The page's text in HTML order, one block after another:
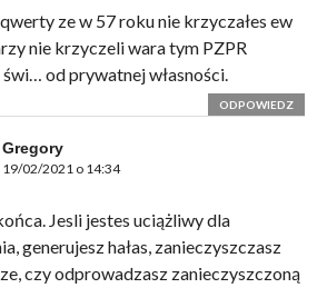
ze w 57 roku nie krzyczałes ew
nie krzyczeli wara tym PZPR
od prywatnej własności.
ODPOWIEDZ
Gregory
19/02/2021 o 14:34
Jesli jestes uciążliwy dla
generujesz hałas, zanieczyszczasz
czy odprowadzasz zanieczyszczoną